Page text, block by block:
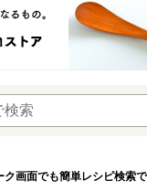
ク画面でも簡単レシピ検索で